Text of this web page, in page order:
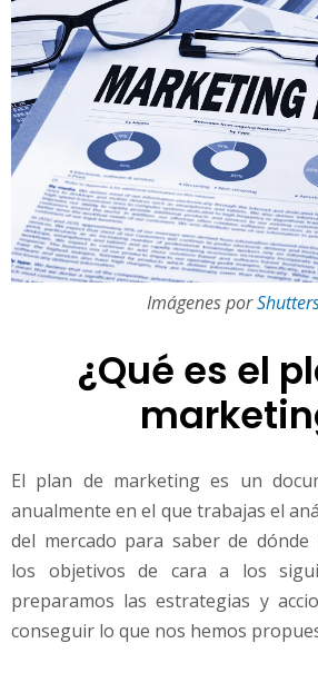
Imágenes por
¿Qué es el
El plan de marketing es un
anualmente en el que trabajas el
del mercado para saber de dónde
los objetivos de cara a los
preparamos las estrategias y
conseguir lo que nos hemos